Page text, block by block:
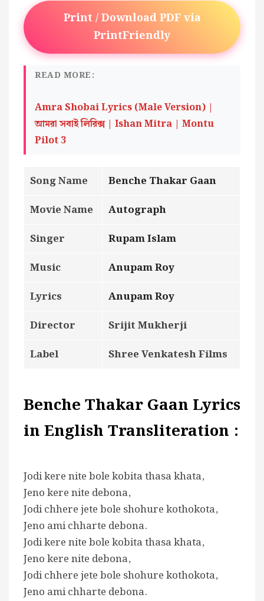
Print / Download PDF via
PrintFriendly
READ MORE:
Amra Shobai Lyrics (Male Version) |
আমরা সবাই লিরিক্স | Ishan Mitra | Montu
Pilot 3
Song Name
Benche Thakar Gaan
Movie Name
Autograph
Singer
Rupam Islam
Music
Anupam Roy
Lyrics
Anupam Roy
Director
Srijit Mukherji
Label
Shree Venkatesh Films
Benche Thakar Gaan Lyrics
in English Transliteration :
Jodi kere nite bole kobita thasa khata,
Jeno kere nite debona,
Jodi chhere jete bole shohure kothokota,
Jeno ami chharte debona.
Jodi kere nite bole kobita thasa khata,
Jeno kere nite debona,
Jodi chhere jete bole shohure kothokota,
Jeno ami chharte debona.